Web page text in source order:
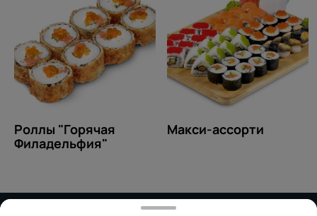
Роллы "Горячая
Филадельфия"
Макси-ассорти